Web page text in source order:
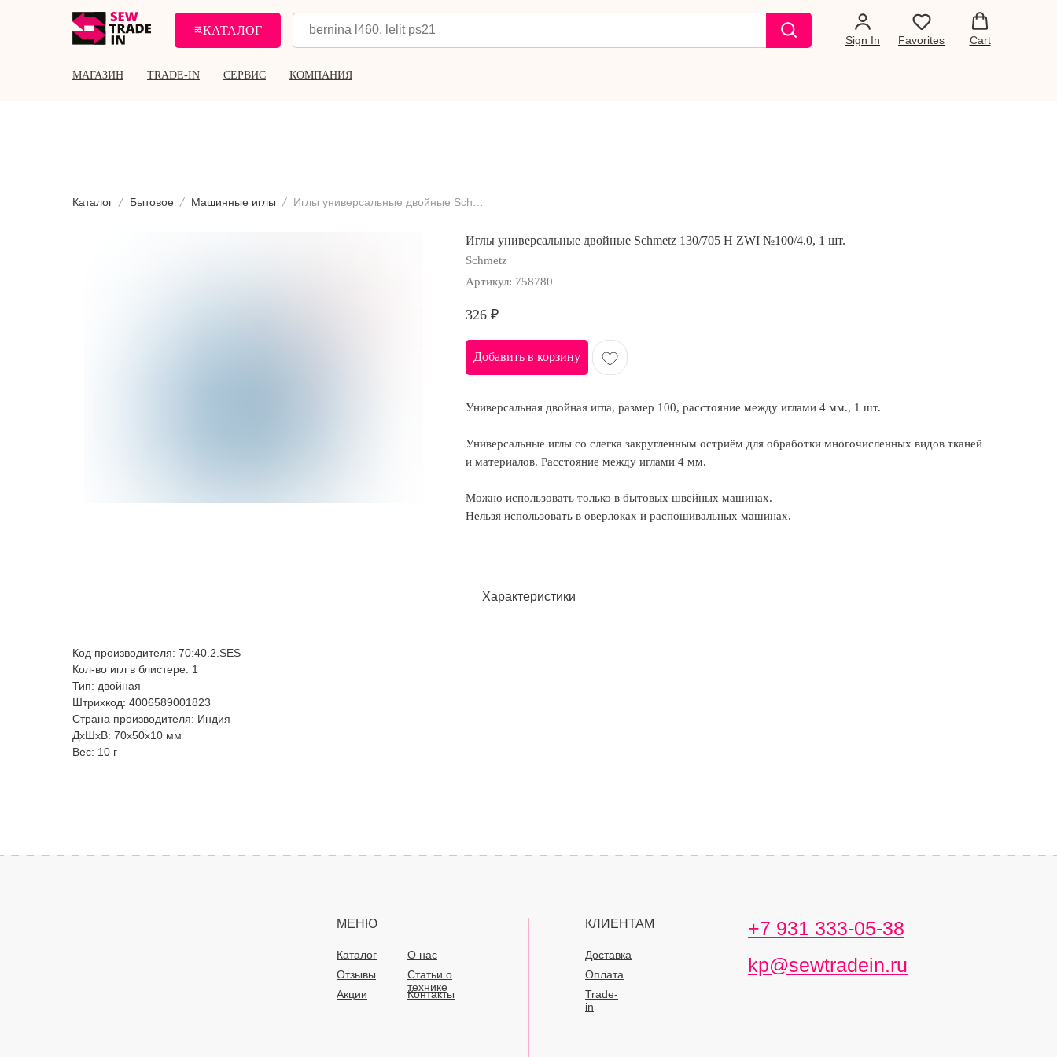
КАТАЛОГ
Sign In Favorites Cart
МАГАЗИН TRADE-IN СЕРВИС КОМПАНИЯ
Каталог Бытовое Машинные иглы
Иглы универсальные двойные Schmetz 130/705 H ZWI №100/4.0, 1 шт.
Schmetz
Артикул: 758780
326 ₽
Добавить в корзину
Универсальная двойная игла, размер 100, расстояние между иглами 4 мм., 1 шт.
Универсальные иглы со слегка закругленным остриём для обработки многочисленных видов тканей
и материалов. Расстояние между иглами 4 мм.
Можно использовать только в бытовых швейных машинах.
Нельзя использовать в оверлоках и распошивальных машинах.
Характеристики
Код производителя: 70:40.2.SES
Кол-во игл в блистере: 1
Тип: двойная
Штрихкод: 4006589001823
Страна производителя: Индия
ДxШxВ: 70x50x10 мм
Вес: 10 г
МЕНЮ КЛИЕНТАМ
Каталог О нас
Доставка
Статьи о
технике
Оплата
Отзывы
Акции
Контакты
Trade-
in
+7 931 333-05-38
kp@sewtradein.ru